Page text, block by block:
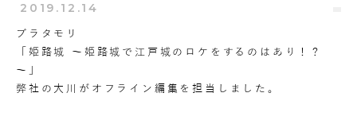
2019.12.14
ブラタモリ
「姫路城 ～姫路城で江戸城のロケをするのはあり！？
～」
弊社の大川がオフライン編集を担当しました。